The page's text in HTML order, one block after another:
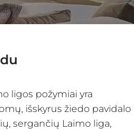
ligos požymiai yra
išskyrus žiedo pavidalo
sergančių Laimo liga,